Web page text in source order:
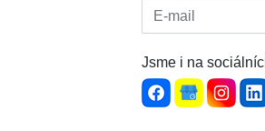
E-mail:
Jsme i na